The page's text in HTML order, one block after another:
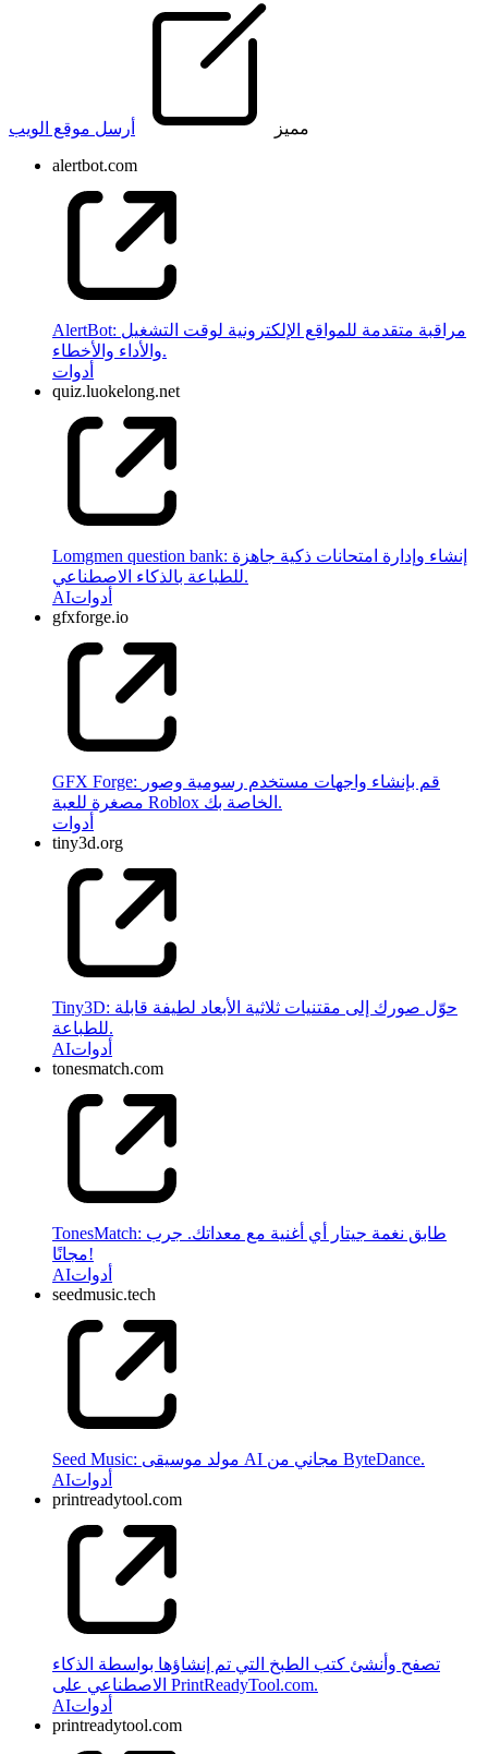
مميز
أرسل موقع الويب
alertbot.com
AlertBot: مراقبة متقدمة للمواقع الإلكترونية لوقت التشغيل
والأداء والأخطاء.
أدوات
quiz.luokelong.net
Lomgmen question bank: إنشاء وإدارة امتحانات ذكية جاهزة
للطباعة بالذكاء الاصطناعي.
AIأدوات
gfxforge.io
GFX Forge: قم بإنشاء واجهات مستخدم رسومية وصور
مصغرة للعبة Roblox الخاصة بك.
أدوات
tiny3d.org
Tiny3D: حوّل صورك إلى مقتنيات ثلاثية الأبعاد لطيفة قابلة
للطباعة.
AIأدوات
tonesmatch.com
TonesMatch: طابق نغمة جيتار أي أغنية مع معداتك. جرب
مجانًا!
AIأدوات
seedmusic.tech
Seed Music: مولد موسيقى AI مجاني من ByteDance.
AIأدوات
printreadytool.com
تصفح وأنشئ كتب الطبخ التي تم إنشاؤها بواسطة الذكاء
الاصطناعي على PrintReadyTool.com.
AIأدوات
printreadytool.com